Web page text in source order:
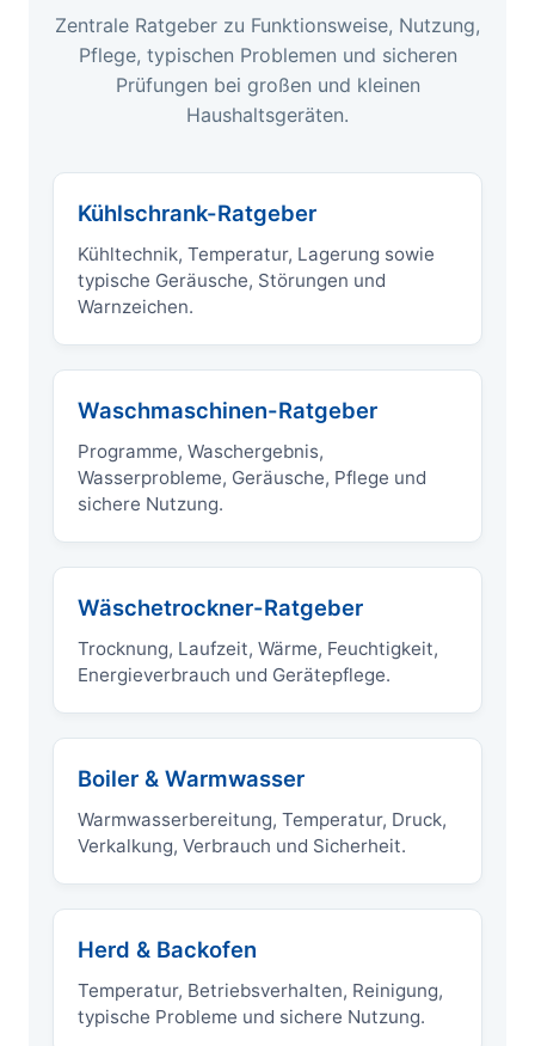
Zentrale Ratgeber zu Funktionsweise, Nutzung,
Pflege, typischen Problemen und sicheren
Prüfungen bei großen und kleinen
Haushaltsgeräten.
Kühlschrank-Ratgeber
Kühltechnik, Temperatur, Lagerung sowie
typische Geräusche, Störungen und
Warnzeichen.
Waschmaschinen-Ratgeber
Programme, Waschergebnis,
Wasserprobleme, Geräusche, Pflege und
sichere Nutzung.
Wäschetrockner-Ratgeber
Trocknung, Laufzeit, Wärme, Feuchtigkeit,
Energieverbrauch und Gerätepflege.
Boiler & Warmwasser
Warmwasserbereitung, Temperatur, Druck,
Verkalkung, Verbrauch und Sicherheit.
Herd & Backofen
Temperatur, Betriebsverhalten, Reinigung,
typische Probleme und sichere Nutzung.